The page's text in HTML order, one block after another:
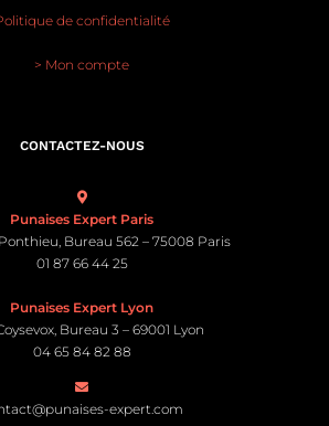
de confidentialité
> Mon compte
CONTACTEZ-NOUS
Punaises Expert Paris
Bureau 562 – 75008 Paris
01 87 66 44 25
Punaises Expert Lyon
Bureau 3 – 69001 Lyon
04 65 84 82 88
expert.com